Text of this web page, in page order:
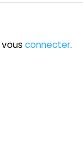
connecter.